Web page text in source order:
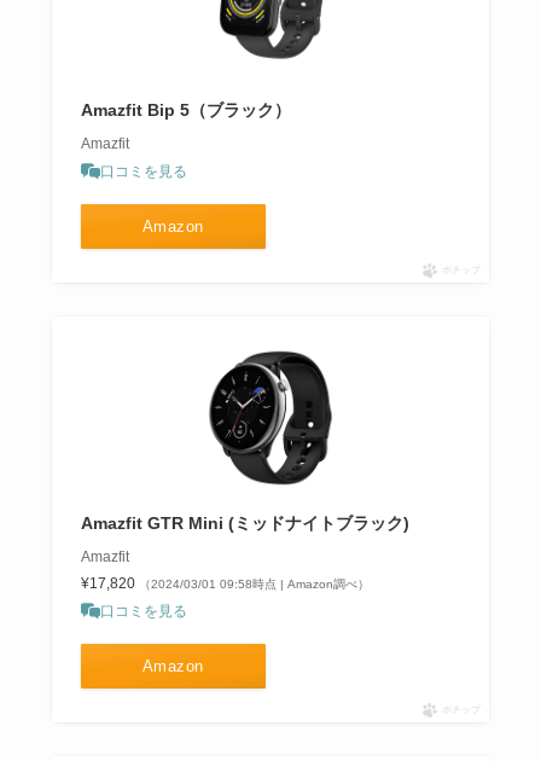
Amazfit Bip 5（ブラック）
Amazfit
口コミを見る
Amazon
ポチップ
Amazfit GTR Mini (ミッドナイトブラック)
Amazfit
¥17,820
（2024/03/01 09:58時点 | Amazon調べ）
口コミを見る
Amazon
ポチップ